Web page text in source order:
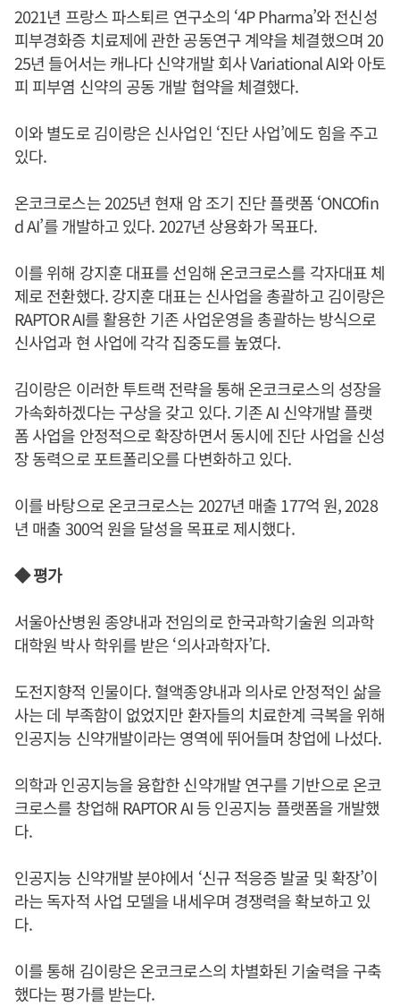
2021년 프랑스 파스퇴르 연구소의 ‘4P Pharma’와 전신성
피부경화증 치료제에 관한 공동연구 계약을 체결했으며 20
25년 들어서는 캐나다 신약개발 회사 Variational AI와 아토
피 피부염 신약의 공동 개발 협약을 체결했다.
이와 별도로 김이랑은 신사업인 ‘진단 사업’에도 힘을 주고
있다.
온코크로스는 2025년 현재 암 조기 진단 플랫폼 ‘ONCOfin
d AI’를 개발하고 있다. 2027년 상용화가 목표다.
이를 위해 강지훈 대표를 선임해 온코크로스를 각자대표 체
제로 전환했다. 강지훈 대표는 신사업을 총괄하고 김이랑은
RAPTOR AI를 활용한 기존 사업운영을 총괄하는 방식으로
신사업과 현 사업에 각각 집중도를 높였다.
김이랑은 이러한 투트랙 전략을 통해 온코크로스의 성장을
가속화하겠다는 구상을 갖고 있다. 기존 AI 신약개발 플랫
폼 사업을 안정적으로 확장하면서 동시에 진단 사업을 신성
장 동력으로 포트폴리오를 다변화하고 있다.
이를 바탕으로 온코크로스는 2027년 매출 177억 원, 2028
년 매출 300억 원을 달성을 목표로 제시했다.
◆ 평가
서울아산병원 종양내과 전임의로 한국과학기술원 의과학
대학원 박사 학위를 받은 ‘의사과학자’다.
도전지향적 인물이다. 혈액종양내과 의사로 안정적인 삶을
사는 데 부족함이 없었지만 환자들의 치료한계 극복을 위해
인공지능 신약개발이라는 영역에 뛰어들며 창업에 나섰다.
의학과 인공지능을 융합한 신약개발 연구를 기반으로 온코
크로스를 창업해 RAPTOR AI 등 인공지능 플랫폼을 개발했
다.
인공지능 신약개발 분야에서 ‘신규 적응증 발굴 및 확장’이
라는 독자적 사업 모델을 내세우며 경쟁력을 확보하고 있
다.
이를 통해 김이랑은 온코크로스의 차별화된 기술력을 구축
했다는 평가를 받는다.